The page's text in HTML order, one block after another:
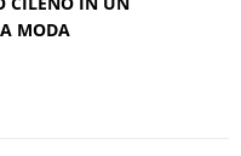
MODA